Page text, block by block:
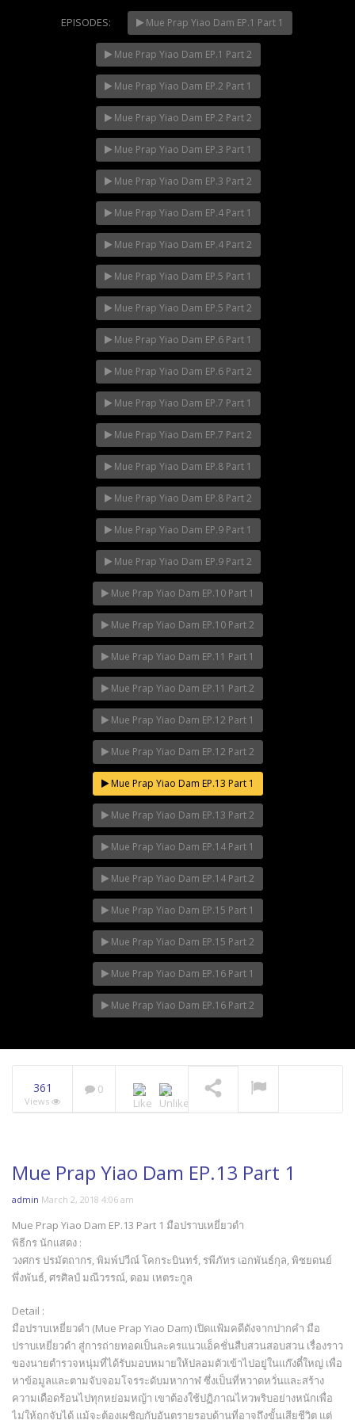
Mani Nakha Ep.13
Mani Nakha Ep.12
Mani Nakha Ep.11
Mani Nakha Ep.10
EPISODES: Mue Prap Yiao Dam EP.1 Part 1
Mue Prap Yiao Dam EP.1 Part 2
Mue Prap Yiao Dam EP.2 Part 1
Mue Prap Yiao Dam EP.2 Part 2
Mue Prap Yiao Dam EP.3 Part 1
Mue Prap Yiao Dam EP.3 Part 2
Mue Prap Yiao Dam EP.4 Part 1
Mue Prap Yiao Dam EP.4 Part 2
Mue Prap Yiao Dam EP.5 Part 1
Mue Prap Yiao Dam EP.5 Part 2
Mue Prap Yiao Dam EP.6 Part 1
Mue Prap Yiao Dam EP.6 Part 2
Mue Prap Yiao Dam EP.7 Part 1
Mue Prap Yiao Dam EP.7 Part 2
Mue Prap Yiao Dam EP.8 Part 1
Mue Prap Yiao Dam EP.8 Part 2
Mue Prap Yiao Dam EP.9 Part 1
Mue Prap Yiao Dam EP.9 Part 2
Mue Prap Yiao Dam EP.10 Part 1
Mue Prap Yiao Dam EP.10 Part 2
Mue Prap Yiao Dam EP.11 Part 1
Mue Prap Yiao Dam EP.11 Part 2
Mue Prap Yiao Dam EP.12 Part 1
Mue Prap Yiao Dam EP.12 Part 2
Mue Prap Yiao Dam EP.13 Part 1
Mue Prap Yiao Dam EP.13 Part 2
Mue Prap Yiao Dam EP.14 Part 1
Mue Prap Yiao Dam EP.14 Part 2
Mue Prap Yiao Dam EP.15 Part 1
Mue Prap Yiao Dam EP.15 Part 2
Mue Prap Yiao Dam EP.16 Part 1
Mue Prap Yiao Dam EP.16 Part 2
361
Views
0
Mue Prap Yiao Dam EP.13 Part 1
admin March 2, 2018 4:06 am
Mue Prap Yiao Dam EP.13 Part 1 มือปราบเหยี่ยวดำ
พิธีกร นักแสดง :
วงศกร ปรมัตถากร, พิมพ์ปวีณ์ โคกระบินทร์, รพีภัทร เอกพันธ์กุล, พิชยดนย์
พึ่งพันธ์, ศรศิลป์ มณีวรรณ์, ดอม เหตระกูล
Detail :
มือปราบเหยี่ยวดำ (Mue Prap Yiao Dam) เปิดแฟ้มคดีดังจากปากคำ มือ
ปราบเหยี่ยวดำ สู่การถ่ายทอดเป็นละครแนวแอ็คชั่นสืบสวนสอบสวน เรื่องราว
ของนายตำรวจหนุ่มที่ได้รับมอบหมายให้ปลอมตัวเข้าไปอยู่ในแก๊งตี๋ใหญ่ เพื่อ
หาข้อมูลและตามจับจอมโจรระดับมหากาฬ ซึ่งเป็นที่หวาดหวั่นและสร้าง
ความเดือดร้อนไปทุกหย่อมหญ้า เขาต้องใช้ปฏิภาณไหวพริบอย่างหนักเพื่อ
ไม่ให้ถูกจับได้ แม้จะต้องเผชิญกับอันตรายรอบด้านที่อาจถึงขั้นเสียชีวิต แต่